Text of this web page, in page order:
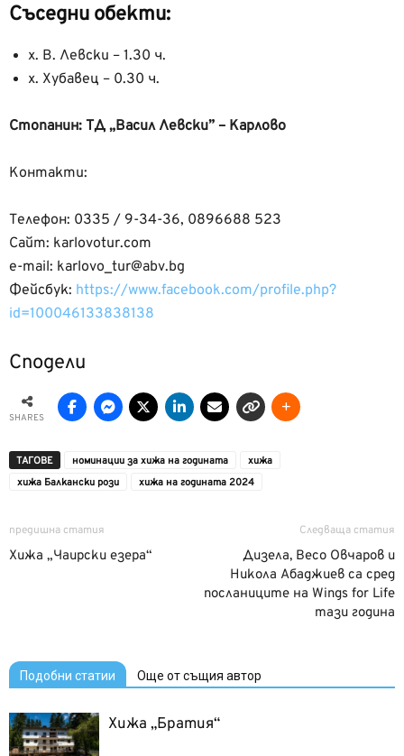
Съседни обекти:
х. В. Левски – 1.30 ч.
х. Хубавец – 0.30 ч.
Стопанин: ТД „Васил Левски” – Карлово
Контакти:
Телефон: 0335 / 9-34-36, 0896688 523
Сайт: karlovotur.com
e-mail: karlovo_tur@abv.bg
Фейсбук: https://www.facebook.com/profile.php?
id=100046133838138
Сподели
SHARES
ТАГОВЕ номинации за хижа на годината
хижа
хижа Балкански рози
хижа на годината 2024
предишна статия
Хижа „Чаирски езера“
Следваща статия
Дизела, Весо Овчаров и
Никола Абаджиев са сред
посланиците на Wings for Life
тази година
Подобни статии Още от същия автор
Хижа „Братия“